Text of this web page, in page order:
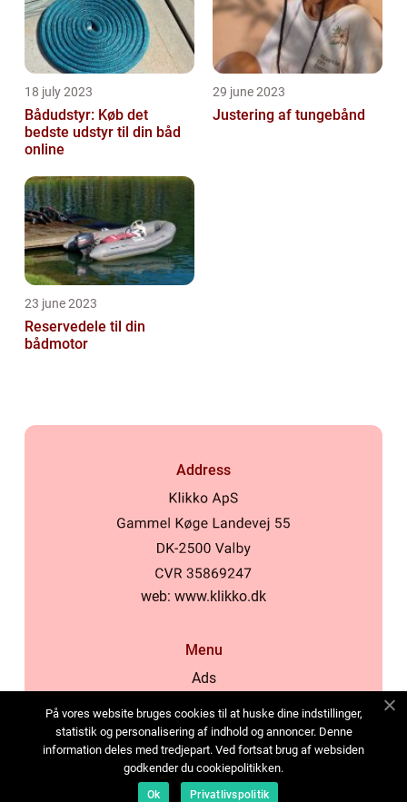
18 july 2023
Bådudstyr: Køb det
bedste udstyr til din båd
online
29 june 2023
Justering af tungebånd
23 june 2023
Reservedele til din
bådmotor
Address
web: www.klikko.dk
Menu
Ads
Cookies
Contact
Sitemap
På vores website bruges cookies til at huske dine indstillinger,
statistik og personalisering af indhold og annoncer. Denne
information deles med tredjepart. Ved fortsat brug af websiden
godkender du cookiepolitikken.
Ok Privatlivspolitik